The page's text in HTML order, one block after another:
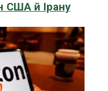
США й Ірану